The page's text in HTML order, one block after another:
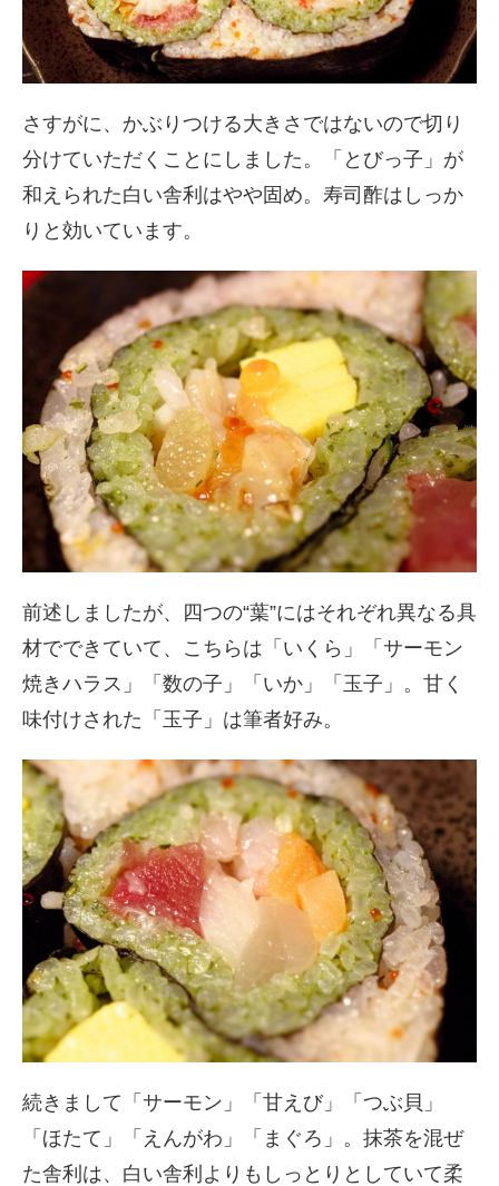
さすがに、かぶりつける大きさではないので切り
分けていただくことにしました。「とびっ子」が
和えられた白い舎利はやや固め。寿司酢はしっか
りと効いています。
前述しましたが、四つの“葉”にはそれぞれ異なる具
材でできていて、こちらは「いくら」「サーモン
焼きハラス」「数の子」「いか」「玉子」。甘く
味付けされた「玉子」は筆者好み。
続きまして「サーモン」「甘えび」「つぶ貝」
「ほたて」「えんがわ」「まぐろ」。抹茶を混ぜ
た舎利は、白い舎利よりもしっとりとしていて柔